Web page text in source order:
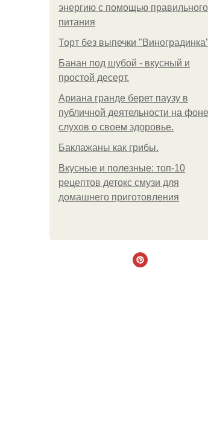
энергию с помощью правильного
питания
Торт без выпечки
Банан под шубой - вкусный и
простой десерт.
Ариана гранде берет паузу в
публичной деятельности на фоне
слухов о своем здоровье.
Баклажаны как грибы.
Вкусные и полезные: топ-10
рецептов детокс смузи для
домашнего приготовления